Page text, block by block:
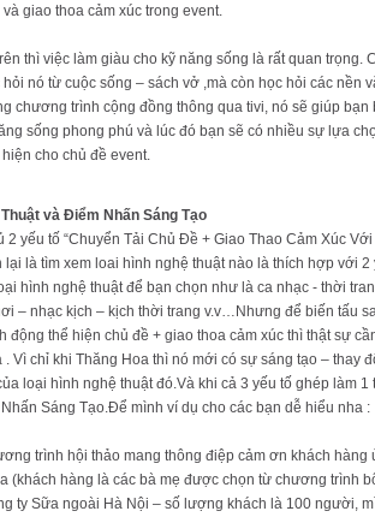
giao thoa cảm xúc trong event.
thì việc làm giàu cho kỹ năng sống là rất quan trọng.
nó từ cuộc sống – sách vở ,mà còn học hỏi các nền
chương trình cộng đồng thông qua tivi, nó sẽ giúp bạn
sống phong phú và lúc đó bạn sẽ có nhiều sự lựa
cho chủ đề event.
và Điểm Nhấn Sáng Tạo
2 yếu tố “Chuyển Tải Chủ Đề + Giao Thao Cảm Xúc
lại là tìm xem loai hình nghệ thuật nào là thích hợp với 2
hình nghệ thuật để bạn chọn như là ca nhạc - thời
– nhạc kịch – kịch thời trang v.v…Nhưng để biến tấu
động thể hiện chủ đề + giao thoa cảm xúc thì thật sự
. Vì chỉ khi Thăng Hoa thì nó mới có sự sáng tạo – thay
loại hình nghệ thuật đó.Và khi cả 3 yếu tố ghép làm 1
Sáng Tạo.Để mình ví dụ cho các bạn dễ hiểu nha :
trình hội thảo mang thông điệp cảm ơn khách hàng
(khách hàng là các bà mẹ được chọn từ chương trình
ty Sữa ngoài Hà Nội – số lượng khách là 100 người,